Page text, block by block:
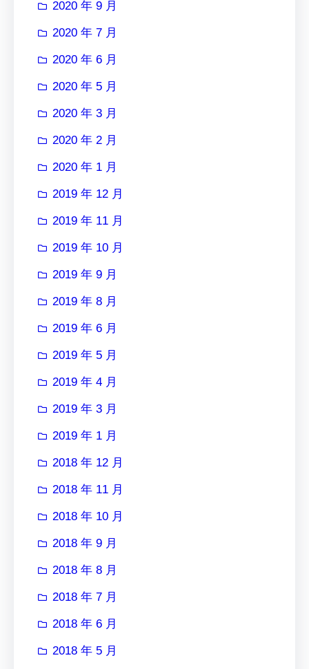
2020 年 9 月
2020 年 7 月
2020 年 6 月
2020 年 5 月
2020 年 3 月
2020 年 2 月
2020 年 1 月
2019 年 12 月
2019 年 11 月
2019 年 10 月
2019 年 9 月
2019 年 8 月
2019 年 6 月
2019 年 5 月
2019 年 4 月
2019 年 3 月
2019 年 1 月
2018 年 12 月
2018 年 11 月
2018 年 10 月
2018 年 9 月
2018 年 8 月
2018 年 7 月
2018 年 6 月
2018 年 5 月